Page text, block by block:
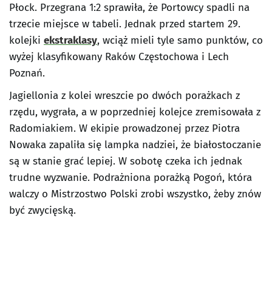
Płock. Przegrana 1:2 sprawiła, że Portowcy spadli na
trzecie miejsce w tabeli. Jednak przed startem 29.
kolejki ekstraklasy, wciąż mieli tyle samo punktów, co
wyżej klasyfikowany Raków Częstochowa i Lech
Poznań.
Jagiellonia z kolei wreszcie po dwóch porażkach z
rzędu, wygrała, a w poprzedniej kolejce zremisowała z
Radomiakiem. W ekipie prowadzonej przez Piotra
Nowaka zapaliła się lampka nadziei, że białostoczanie
są w stanie grać lepiej. W sobotę czeka ich jednak
trudne wyzwanie. Podrażniona porażką Pogoń, która
walczy o Mistrzostwo Polski zrobi wszystko, żeby znów
być zwycięską.